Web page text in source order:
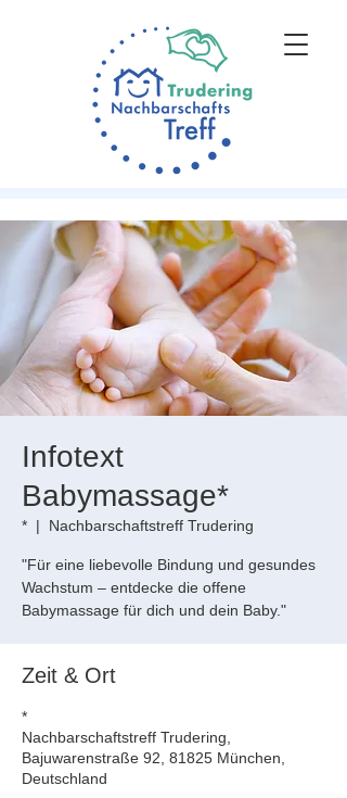
Infotext
Babymassage*
*
  |
Nachbarschaftstreff Trudering
"Für eine liebevolle Bindung und gesundes
Wachstum – entdecke die offene
Babymassage für dich und dein Baby."
Zeit & Ort
*
Nachbarschaftstreff Trudering,
Bajuwarenstraße 92, 81825 München,
Deutschland